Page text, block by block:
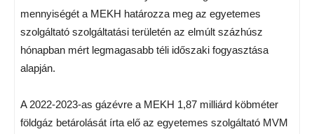
mennyiségét a MEKH határozza meg az egyetemes
szolgáltató szolgáltatási területén az elmúlt százhúsz
hónapban mért legmagasabb téli időszaki fogyasztása
alapján.
A 2022-2023-as gázévre a MEKH 1,87 milliárd köbméter
földgáz betárolását írta elő az egyetemes szolgáltató MVM